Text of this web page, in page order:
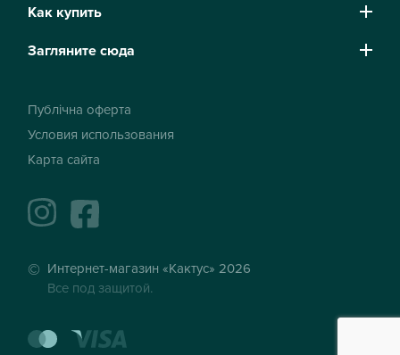
Как купить
Загляните сюда
Публічна оферта
Условия использования
Карта сайта
instagramfacebook
Интернет-магазин «Кактус» 2026
Все под защитой.
mastercard